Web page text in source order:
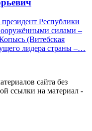
Республики
силами –
(Витебская
лидера страны –…
сайта без
ссылки на материал -